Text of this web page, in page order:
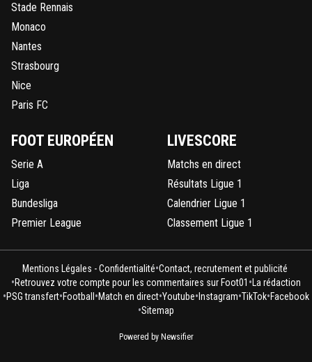
Stade Rennais
Monaco
Nantes
Strasbourg
Nice
Paris FC
FOOT EUROPÉEN
Serie A
Liga
Bundesliga
Premier League
LIVESCORE
Matchs en direct
Résultats Ligue 1
Calendrier Ligue 1
Classement Ligue 1
Mentions Légales - Confidentialité•Contact, recrutement et publicité
•Retrouvez votre compte pour les commentaires sur Foot01 • La rédaction
•PSG transfert•Football •Match en direct•Youtube• Instagram•TikTok•Facebook
•Sitemap
Powered by Newsifier